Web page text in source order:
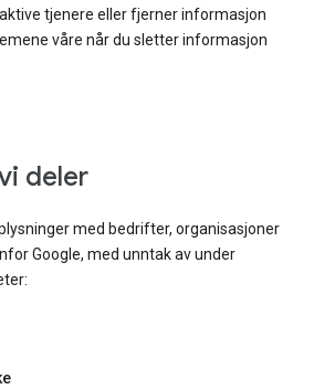
tjenere eller fjerner informasjon
våre når du sletter informasjon
deler
med bedrifter, organisasjoner
Google, med unntak av under